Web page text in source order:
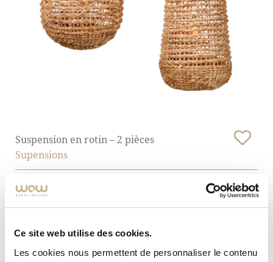
Ce site web utilise des cookies.
Les cookies nous permettent de personnaliser le contenu
Suspension en rotin – 2 pièces
Supensions